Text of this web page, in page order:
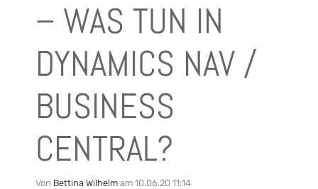
– WAS TUN IN
DYNAMICS NAV /
BUSINESS
CENTRAL?
Von Bettina Wilhelm am 10.06.20 11:14